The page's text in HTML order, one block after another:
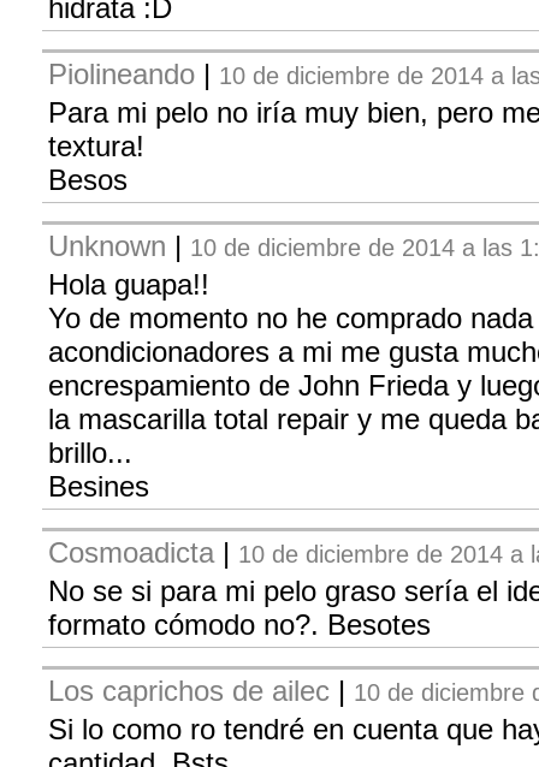
hidrata :D
Piolineando | 10 de diciembre de 2014 a
Para mi pelo no iría muy bien, pero
textura!
Besos
Unknown | 10 de diciembre de 2014 a las
Hola guapa!!
Yo de momento no he comprado
acondicionadores a mi me gusta
encrespamiento de John Frieda y
la mascarilla total repair y me queda
brillo...
Besines
Cosmoadicta | 10 de diciembre de 2014 a
No se si para mi pelo graso sería el
formato cómodo no?. Besotes
Los caprichos de ailec | 10 de diciembre
Si lo como ro tendré en cuenta que